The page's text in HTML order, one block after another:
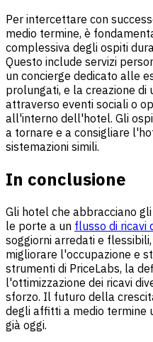
Per intercettare con
medio termine, è
complessiva degli ospiti
Questo include servizi
un concierge dedicato alle
prolungati, e la creazione di
attraverso eventi sociali o
all'interno dell'hotel. Gli
a tornare e a consigliare
sistemazioni simili.
In conclusione
Gli hotel che abbracciano
le porte a un flusso di ricavi
soggiorni arredati e
migliorare l'occupazione e
strumenti di PriceLabs, la
l'ottimizzazione dei ricavi
sforzo. Il futuro della
degli affitti a medio termine
già oggi.